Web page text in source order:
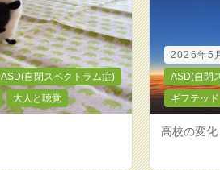
ASD(自閉スペクトラム症)
大人と聴覚
2026年5
ASD(自閉
ギフテッド
高校の変